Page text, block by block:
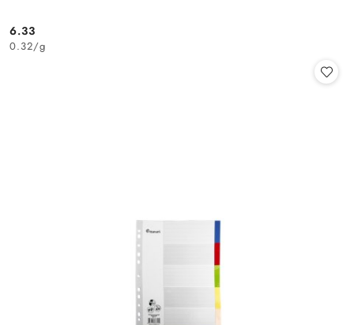
Cena:
6.33
0.32/g